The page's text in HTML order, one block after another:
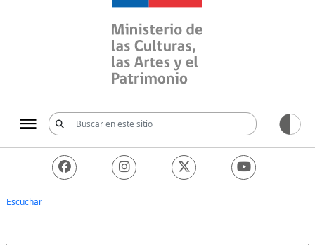
Ministerio de las
Escuchar